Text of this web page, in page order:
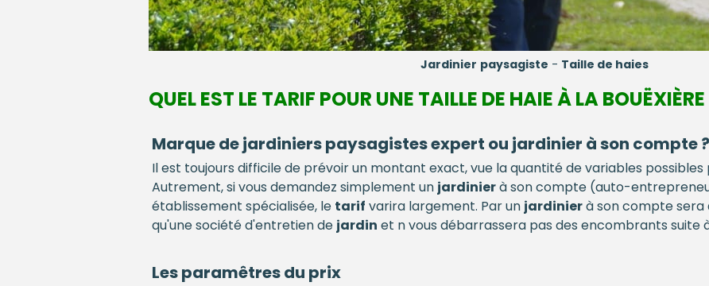
Jardinier paysagiste - Taille de haies
QUEL EST LE TARIF POUR UNE TAILLE DE HAIE À LA
Marque de jardiniers paysagistes expert ou jardinier à son compte ?
Il est toujours difficile de prévoir un montant exact, vue la quantité de variables
Autrement, si vous demandez simplement un jardinierà son compte (auto-
établissement spécialisée, le tarif varira largement. Par un jardinierà son compte sera
qu'une société d'entretien de jardin et n vous débarrassera pas des encombrants suite
Les paramêtres du prix